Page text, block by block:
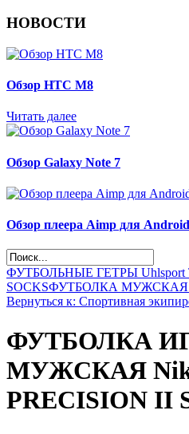
НОВОСТИ
Обзор НТС М8
Читать далее
Обзор Galaxy Note 7
Обзор плеера Aimp для Android
ФУТБОЛЬНЫЕ ГЕТРЫ Uhlsport
SOCKSФУТБОЛКА МУЖСКАЯ
Вернуться к: Спортивная
ФУТБОЛКА
МУЖСКАЯ
PRECISION II